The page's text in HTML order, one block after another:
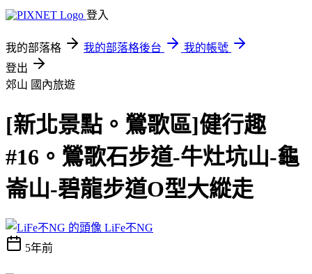
登入
我的部落格 我的部落格後台
我的帳號
登出
郊山 國內旅遊
[新北景點。鶯歌區]健行趣
#16。鶯歌石步道-牛灶坑山-龜
崙山-碧龍步道O型大縱走
LiFe不NG
5年前